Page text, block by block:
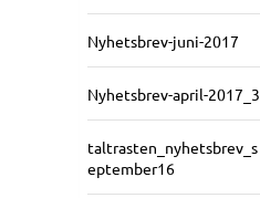
Nyhetsbrev-juni-2017
Nyhetsbrev-april-2017_3
taltrasten_nyhetsbrev_s
eptember16